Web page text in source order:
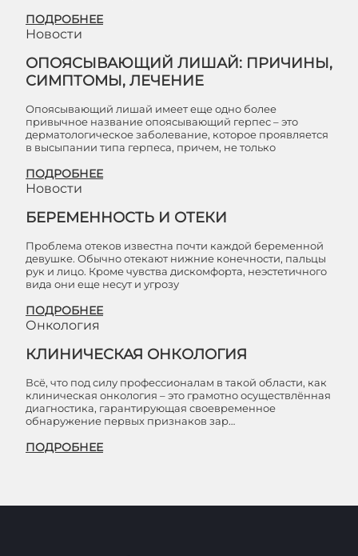
ПОДРОБНЕЕ
Новости
ОПОЯСЫВАЮЩИЙ ЛИШАЙ: ПРИЧИНЫ,
СИМПТОМЫ, ЛЕЧЕНИЕ
Опоясывающий лишай имеет еще одно более
привычное название опоясывающий герпес – это
дерматологическое заболевание, которое проявляется
в высыпании типа герпеса, причем, не только
ПОДРОБНЕЕ
Новости
БЕРЕМЕННОСТЬ И ОТЕКИ
Проблема отеков известна почти каждой беременной
девушке. Обычно отекают нижние конечности, пальцы
рук и лицо. Кроме чувства дискомфорта, неэстетичного
вида они еще несут и угрозу
ПОДРОБНЕЕ
Онкология
КЛИНИЧЕСКАЯ ОНКОЛОГИЯ
Всё, что под силу профессионалам в такой области, как
клиническая онкология – это грамотно осуществлённая
диагностика, гарантирующая своевременное
обнаружение первых признаков зар…
ПОДРОБНЕЕ